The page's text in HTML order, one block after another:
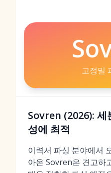
고정밀
Sovren (2026): 세
성에 최적
이력서 파싱 분야에서
아온 Sovren은 견고하